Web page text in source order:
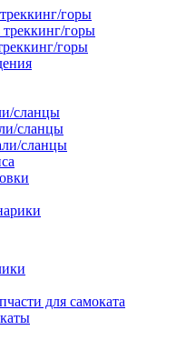
горы
горы
горы
сланцы
сланцы
сланцы
для самоката